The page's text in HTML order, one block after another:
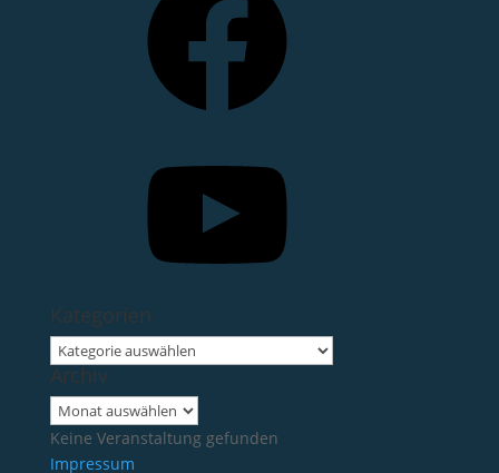
Kategorien
Kategorien
Archiv
Archiv
Keine Veranstaltung gefunden
Impressum